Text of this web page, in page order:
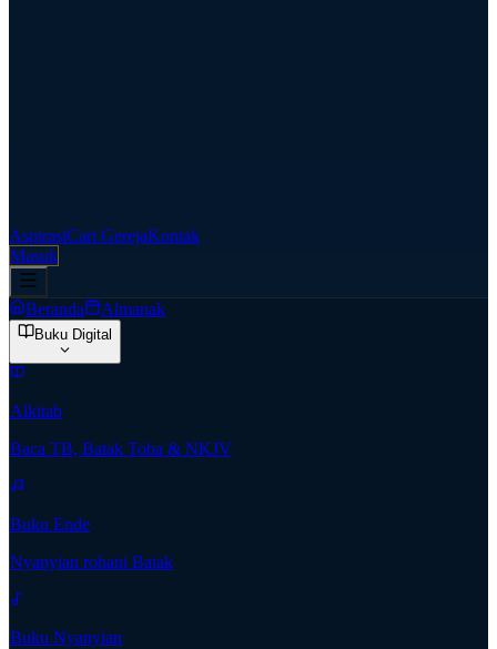
AspirasiCari GerejaKontak
Masuk
Beranda Almanak
Buku Digital
Alkitab
Baca TB, Batak Toba & NKJV
Buku Ende
Nyanyian rohani Batak
Buku Nyanyian